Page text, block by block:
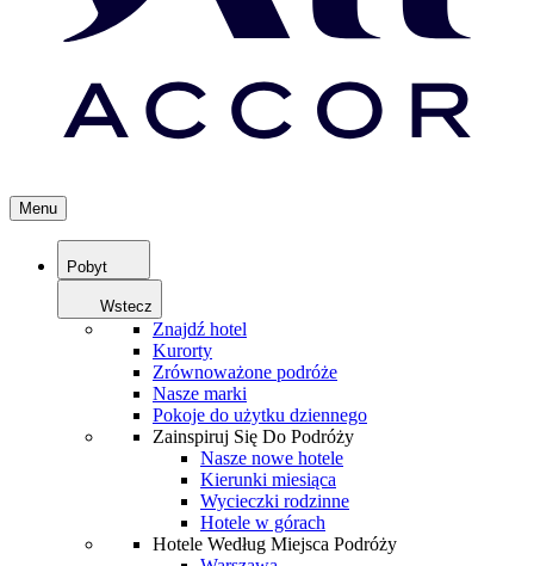
Menu
Pobyt
Wstecz
Znajdź hotel
Kurorty
Zrównoważone podróże
Nasze marki
Pokoje do użytku dziennego
Zainspiruj Się Do Podróży
Nasze nowe hotele
Kierunki miesiąca
Wycieczki rodzinne
Hotele w górach
Hotele Według Miejsca Podróży